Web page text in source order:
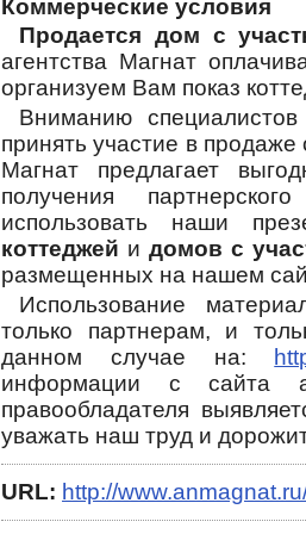
Коммерческие условия
Продается дом с
агентства Магнат
организуем Вам показ
Вниманию
принять участие в продаже
Магнат предлагает
получения
использовать наши
коттеджей и домов с
размещенных на нашем
Использование
только партнерам, и
данном случае на:
информации с сайта
правообладателя
уважать наш труд и
URL: http://